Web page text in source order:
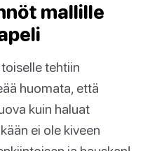
mallille
tehtiin
huomata, että
kuin haluat
ei ole kiveen